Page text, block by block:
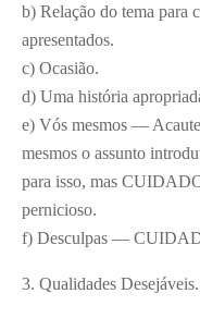
b) Relação do tema para
apresentados.
c) Ocasião.
d) Uma história
e) Vós mesmos —
mesmos o assunto
para isso, mas
pernicioso.
f) Desculpas —
3. Qualidades Desejáveis.